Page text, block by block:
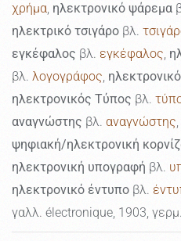
χρήμα, ηλεκτρονικό ψάρεμα
ηλεκτρικό τσιγάρο βλ.
εγκέφαλος βλ. εγκέφαλος,
βλ. λογογράφος,
ηλεκτρονικός Τύπος βλ.
αναγνώστης βλ. αναγνώστης,
ψηφιακή/ηλεκτρονική
ηλεκτρονική υπογραφή βλ.
ηλεκτρονικό έντυπο βλ.
γαλλ. électronique, 1903,